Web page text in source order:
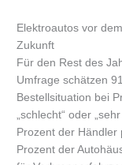
Elektroautos vor
Zukunft
Für den Rest des
Umfrage schätzen
Bestellsituation bei
„schlecht“ oder
Prozent der
Prozent der